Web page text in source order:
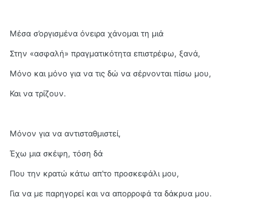
Μέσα σ’οργισμένα όνειρα χάνομαι τη μιάּ
Στην «ασφαλή» πραγματικότητα επιστρέφω, ξανά,
Μόνο και μόνο για να τις δώ να σέρνονται πίσω μου,
Και να τρίζουν.
Μόνον για να αντισταθμιστεί,
Έχω μια σκέψη, τόση δάּ
Που την κρατώ κάτω απ’το προσκεφάλι μου,
Για να με παρηγορεί και να απορροφά τα δάκρυα μου.